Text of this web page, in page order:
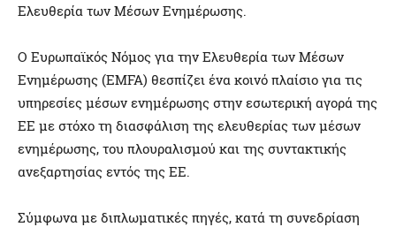
Ελευθερία των Μέσων Ενημέρωσης.
Ο Ευρωπαϊκός Νόμος για την Ελευθερία των Μέσων
Ενημέρωσης (EMFA) θεσπίζει ένα κοινό πλαίσιο για τις
υπηρεσίες μέσων ενημέρωσης στην εσωτερική αγορά της
ΕΕ με στόχο τη διασφάλιση της ελευθερίας των μέσων
ενημέρωσης, του πλουραλισμού και της συντακτικής
ανεξαρτησίας εντός της ΕΕ.
Σύμφωνα με διπλωματικές πηγές, κατά τη συνεδρίαση